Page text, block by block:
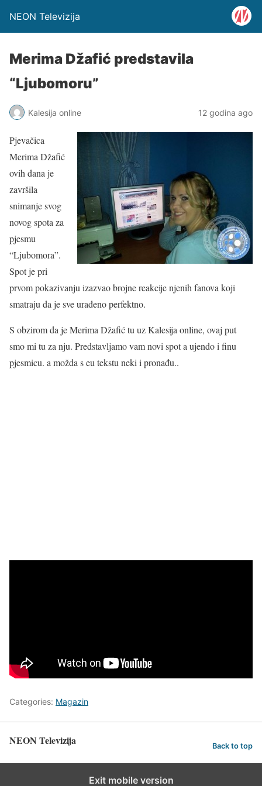
NEON Televizija
Merima Džafić predstavila
“Ljubomoru”
Kalesija online 12 godina ago
Pjevačica
Merima Džafić
ovih dana je
završila
snimanje svog
novog spota za
pjesmu
“Ljubomora”.
Spot je pri
prvom pokazivanju izazvao brojne reakcije njenih fanova koji
smatraju da je sve urađeno perfektno.
S obzirom da je Merima Džafić tu uz Kalesija online, ovaj put
smo mi tu za nju. Predstavljamo vam novi spot a ujendo i finu
pjesmicu. a možda s eu tekstu neki i pronađu..
Categories: Magazin
NEON Televizija Back to top
Exit mobile version